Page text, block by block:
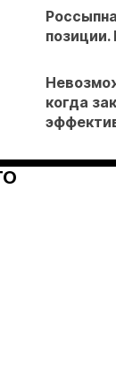
юниорные
компании
позиции.
когда